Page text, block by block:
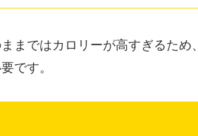
まではカロリーが高すぎるため、
です。